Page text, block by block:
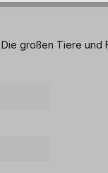
großen Tiere